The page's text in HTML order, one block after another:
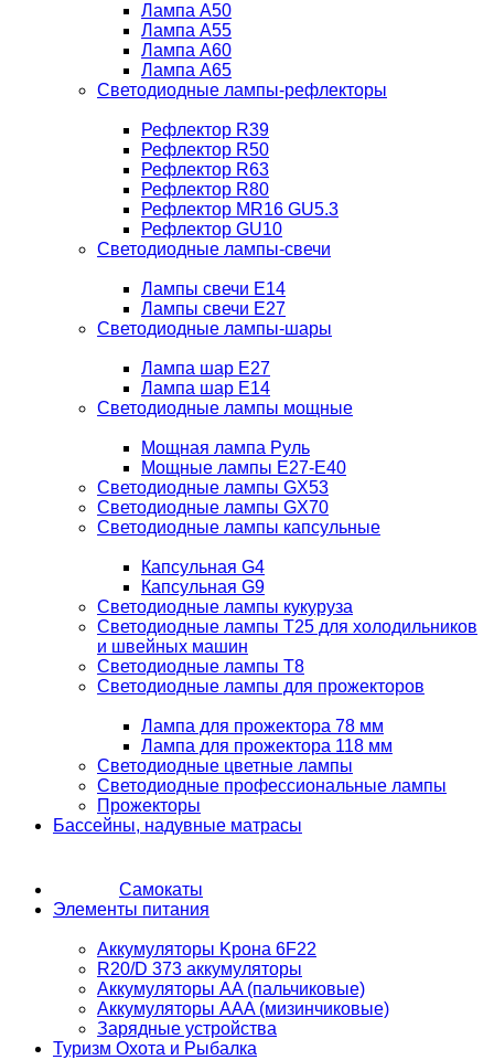
Лампа A50
Лампа A55
Лампа A60
Лампа A65
Светодиодные лампы-рефлекторы
Рефлектор R39
Рефлектор R50
Рефлектор R63
Рефлектор R80
Рефлектор MR16 GU5.3
Рефлектор GU10
Светодиодные лампы-свечи
Лампы свечи Е14
Лампы свечи Е27
Светодиодные лампы-шары
Лампа шар E27
Лампа шар Е14
Светодиодные лампы мощные
Мощная лампа Руль
Мощные лампы E27-E40
Светодиодные лампы GX53
Светодиодные лампы GX70
Светодиодные лампы капсульные
Капсульная G4
Капсульная G9
Светодиодные лампы кукуруза
Светодиодные лампы T25 для холодильников
и швейных машин
Светодиодные лампы T8
Светодиодные лампы для прожекторов
Лампа для прожектора 78 мм
Лампа для прожектора 118 мм
Светодиодные цветные лампы
Светодиодные профессиональные лампы
Прожекторы
Бассейны, надувные матрасы
Самокаты
Элементы питания
Аккумуляторы Kрона 6F22
R20/D 373 аккумуляторы
Аккумуляторы AA (пальчиковые)
Аккумуляторы AAA (мизинчиковые)
Зарядные устройства
Туризм Охота и Рыбалка